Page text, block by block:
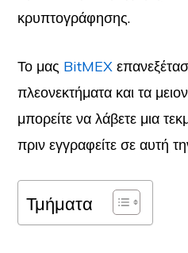
κρυπτογράφησης.
Το μας BitMEX
πλεονεκτήματα και τα
μπορείτε να λάβετε μια
πριν εγγραφείτε σε αυτή
Τμήματα